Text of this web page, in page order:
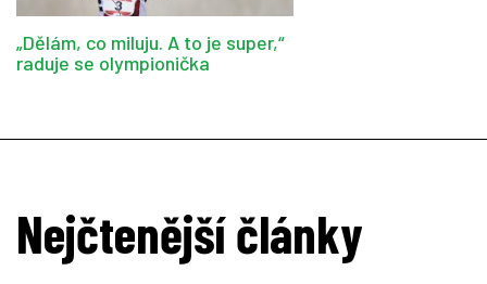
„Dělám, co miluju. A to je super,“
raduje se olympionička
Nejčtenější články